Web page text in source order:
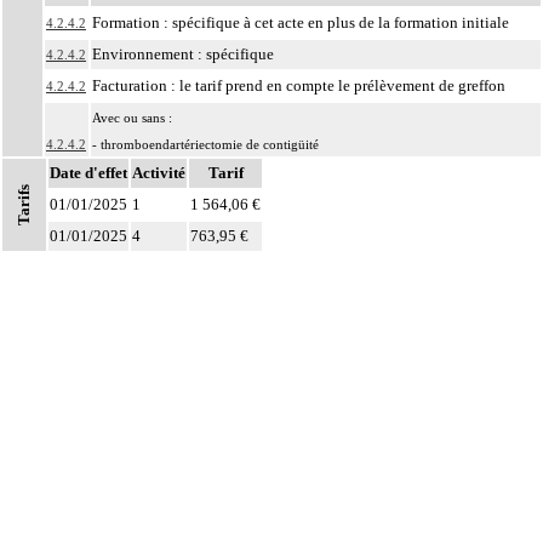
4.2.4.2 Formation : spécifique à cet acte en plus de la formation initiale
4.2.4.2 Environnement : spécifique
4.2.4.2 Facturation : le tarif prend en compte le prélèvement de greffon
4.2.4.2
Avec ou sans :
- thromboendartériectomie de contigüité
- angioplastie d'élargissement
La revascularisation coronaire par pontage inclut le prélèvement de greffon
artériel ou veineux autologue.
Tarifs
Date d'effet Activité
Tarif
01/01/2025 1
1 564,06 €
01/01/2025 4 763,95 €